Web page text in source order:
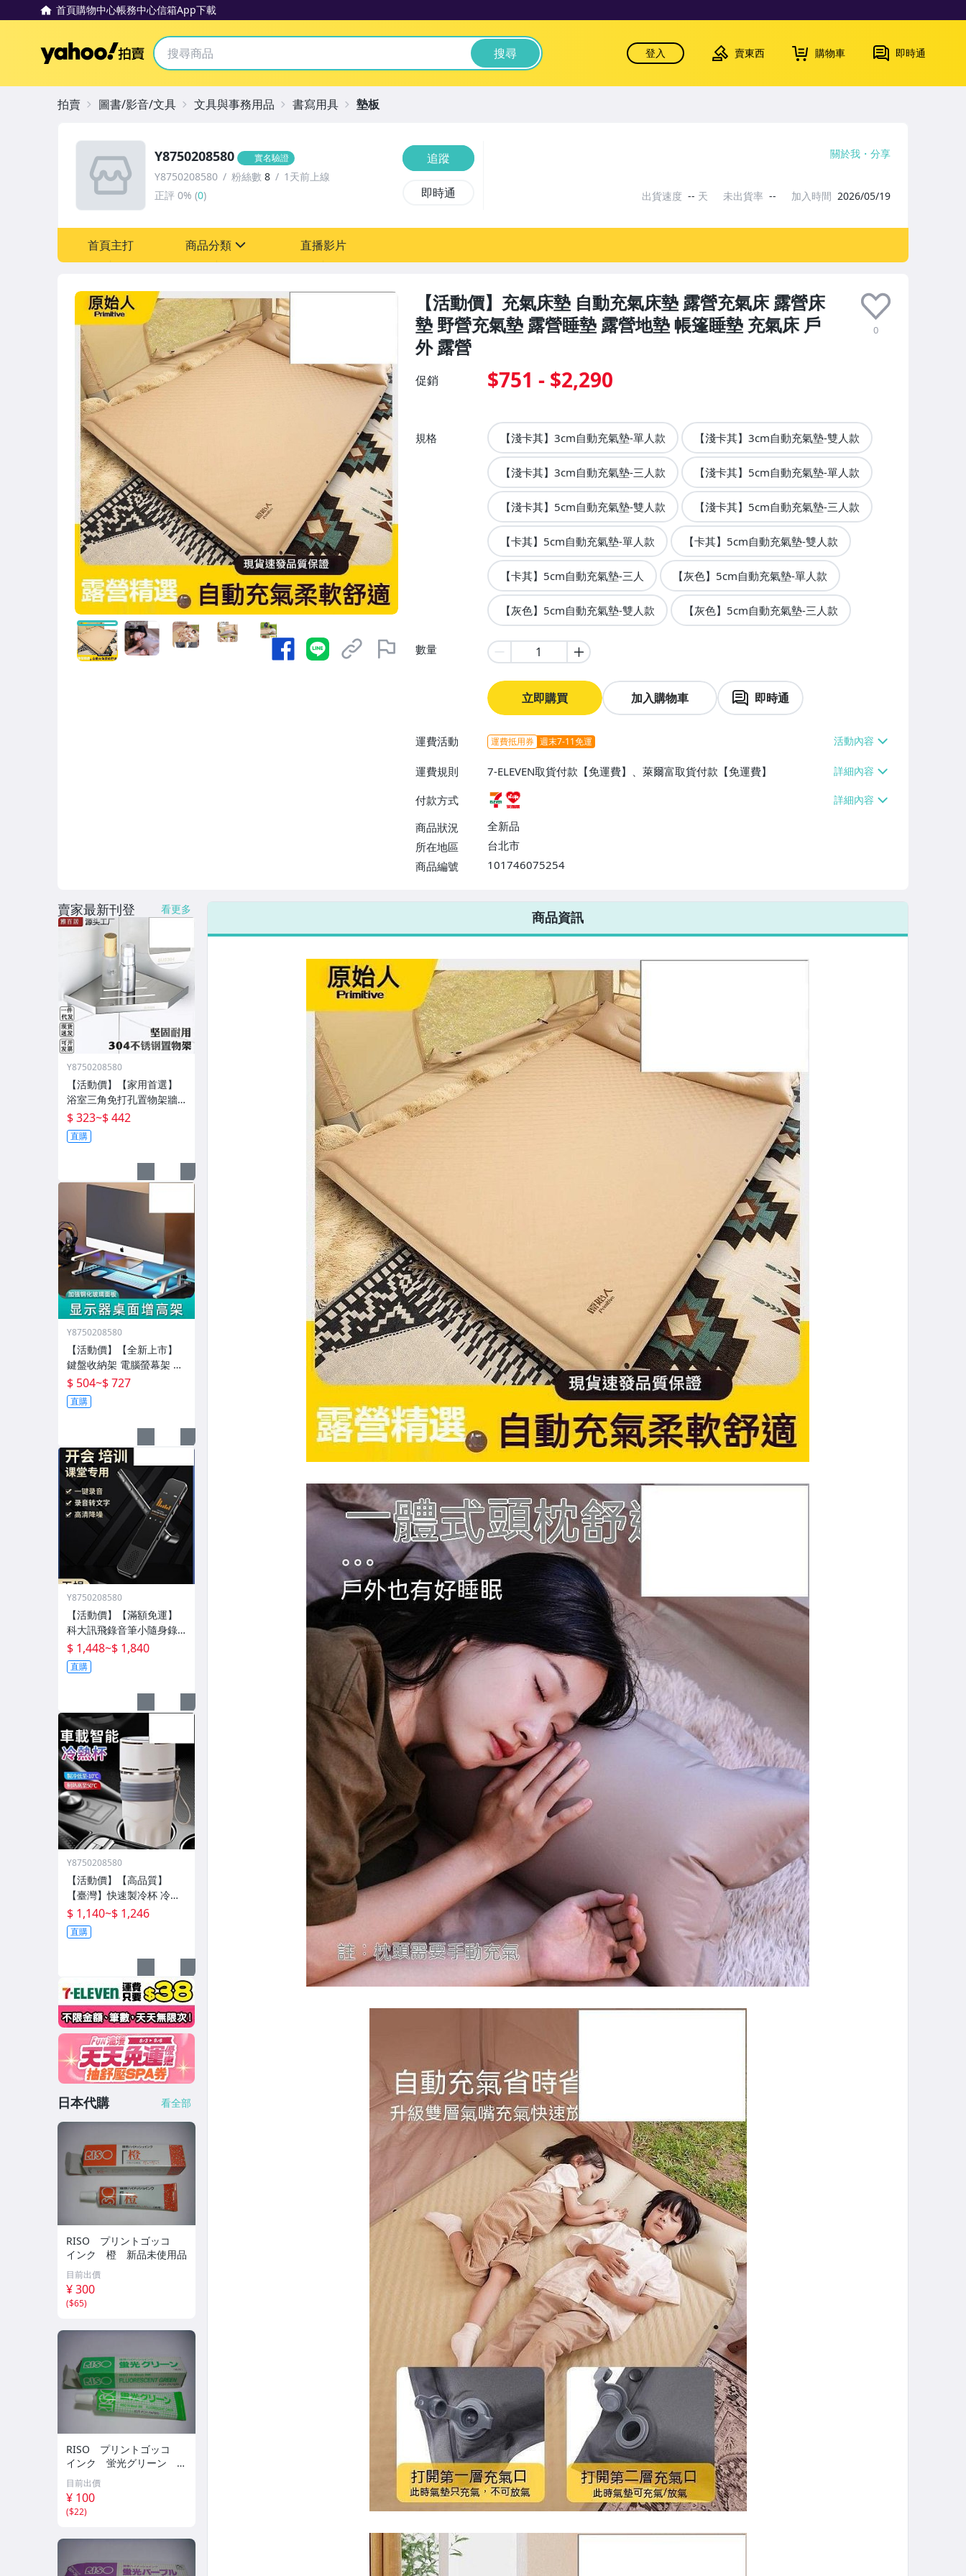
首頁購物中心帳務中心信箱App下載
Yahoo拍賣 搜尋 登入 賣東西 購物車 即時通
【活動價】充氣床墊 自動充氣床墊 露營充氣床 露營床
墊 野營充氣墊 露營睡墊 露營地墊 帳篷睡墊 充氣床 戶
外 露營
0
促銷 $751 - $2,290
規格 【淺卡其】3cm自動充氣墊-單人款 【淺卡其】3cm自動充氣墊-雙人款
【淺卡其】3cm自動充氣墊-三人款 【淺卡其】5cm自動充氣墊-單人款
【淺卡其】5cm自動充氣墊-雙人款 【淺卡其】5cm自動充氣墊-三人款
【卡其】5cm自動充氣墊-單人款 【卡其】5cm自動充氣墊-雙人款
【卡其】5cm自動充氣墊-三人 【灰色】5cm自動充氣墊-單人款
【灰色】5cm自動充氣墊-雙人款 【灰色】5cm自動充氣墊-三人款
數量
立即購買 加入購物車 即時通
運費活動 運費抵用券 週末7-11免運
運費規則
7-ELEVEN取貨付款【免運費】、萊爾富取貨付款【免運費】
付款方式
商品狀況
全新品
所在地區
台北市
商品編號
101746075254
7-ELEVEN 運費只要38元
不限金額、筆數，筆筆優惠無限次！
Y8750208580 實名驗證
Y8750208580 粉絲數 8
1天前上線
正評 0% (0)
追蹤
即時通
關於我 分享
出貨速度 -- 天 未出貨率 -- 加入時間 2026/05/19
首頁主打 商品分類
圖書/影音/文具
古董、藝術與礦石
手機、配件與通訊
美容保養與彩妝
電腦、平板與周邊
相機、攝影與周邊
運動、戶外與休閒
嬰幼兒與孕婦
汽機車精品百貨
居家、家具與園藝
玩具、模型與公仔
男性精品與服飾
直播影片
拍賣 圖書/影音/文具 文具與事務用品 書寫用具 墊板
商品資訊
賣家最新刊登 看更多
Y8750208580
【活動價】【家用首選】
浴室三角免打孔置物架牆
壁架子壁掛分層置物架衛
生間轉角架三角籃
$ 323~$ 442
直購
Y8750208580
【活動價】【全新上市】
鍵盤收納架 電腦螢幕架 電
腦增高架 電腦架 置物增高
架 桌面電腦架 螢幕增高架
螢幕收納架 臺式
$ 504~$ 727
直購
Y8750208580
【活動價】【滿額免運】
科大訊飛錄音筆小隨身錄
音器播放器設備神器專業
高清降噪轉文字超
$ 1,448~$ 1,840
直購
Y8750208580
【活動價】【高品質】
【臺灣】快速製冷杯 冷熱
雙用杯 保溫杯 辦公室水杯
保冰杯 製冷水杯 車載水杯
充電水杯 恆溫杯 半
$ 1,140~$ 1,246
直購
日本代購 看全部
RISO プリントゴッコ
インク 橙 新品未使用品
目前出價
¥ 300
($65)
RISO プリントゴッコ
インク 蛍光グリーン 新
品未使用品
目前出價
¥ 100
($22)